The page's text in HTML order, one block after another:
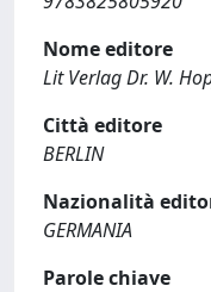
Nome editore
Lit Verlag Dr. W.
Città editore
BERLIN
Nazionalità
GERMANIA
Parole chiave